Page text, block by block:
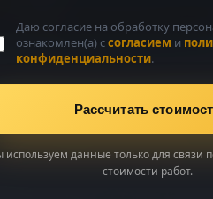
Даю согласие на обработку
ознакомлен(а) ссогласием и
конфиденциальности.
Рассчитать
данные только для связи
стоимости работ.